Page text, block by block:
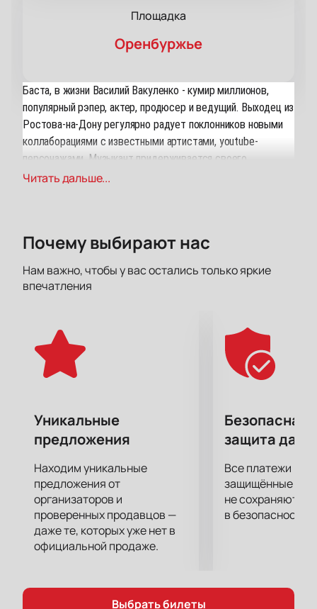
Площадка
Оренбуржье
Баста, в жизни Василий Вакуленко - кумир миллионов,
популярный рэпер, актер, продюсер и ведущий. Выходец из
Ростова-на-Дону регулярно радует поклонников новыми
коллаборациями с известными артистами, youtube-
персонажами. Музыкант придерживается своего
лиричного стиля и постоянно раскрывает новые грани
«Т-34»).
Услышать новые композиции и насладиться от
Читать дальше...
Почему выбирают нас
Нам важно, чтобы у вас остались только яркие
впечатления
Уникальные
предложения
Находим уникальные
предложения от
организаторов и
проверенных продавцов —
даже те, которых уже нет в
официальной продаже.
Безопасная
защита
Все платежи
защищённые
не сохраняются
в безопасности.
Выбрать билеты